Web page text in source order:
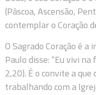
(Páscoa, Ascensão,
contemplar o Coração
O Sagrado Coração é a
Paulo disse: “Eu vivi
2,20). É o convite a
trabalhando com a